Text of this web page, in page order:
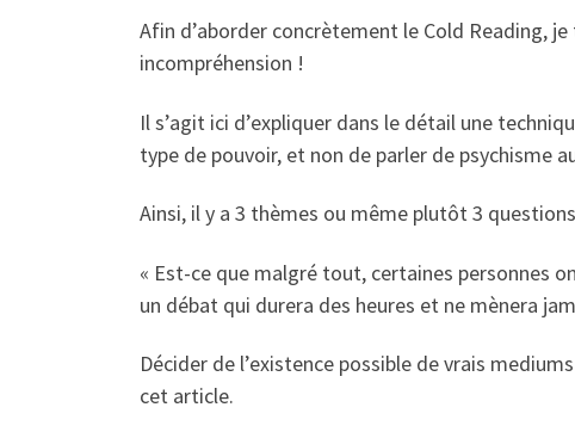
Afin d’aborder concrètement le Cold Reading,
incompréhension !
Il s’agit ici d’expliquer dans le détail une
type de pouvoir, et non de parler de psychisme
Ainsi, il y a 3 thèmes ou même plutôt 3
« Est-ce que malgré tout, certaines personnes
un débat qui durera des heures et ne mènera
Décider de l’existence possible de vrais
cet article.